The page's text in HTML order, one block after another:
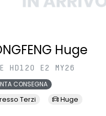
Huge
HD120 E2 MY26
CONSEGNA
Terzi Huge